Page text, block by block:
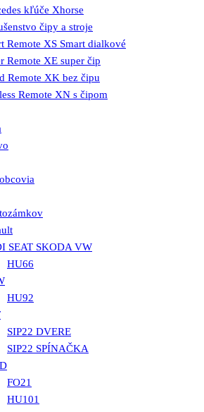
kľúče Xhorse
čipy a stroje
Remote XS Smart dialkové
Remote XE super čip
Remote XK bez čipu
Remote XN s čipom
SEAT SKODA VW
HU66
HU92
SIP22 DVERE
SIP22 SPÍNAČKA
FO21
HU101